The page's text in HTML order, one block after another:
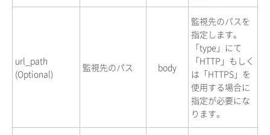
url_path
(Optional)
監視先のパス body
監視先のパスを
指定します。
「type」にて
「HTTP」もしく
は「HTTPS」を
使用する場合に
指定が必要にな
ります。